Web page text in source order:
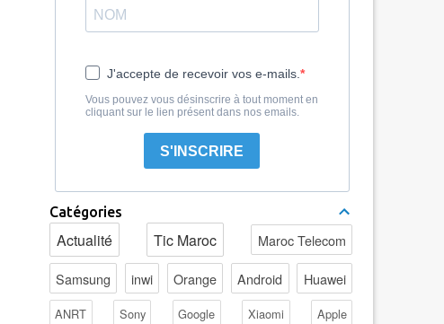
J'accepte de recevoir vos e-mails.
Vous pouvez vous désinscrire à tout moment en
cliquant sur le lien présent dans nos emails.
S'INSCRIRE
Catégories
Actualité Tic Maroc Maroc Telecom
Samsung inwi Orange Android Huawei
ANRT Sony Google Xiaomi
Apple